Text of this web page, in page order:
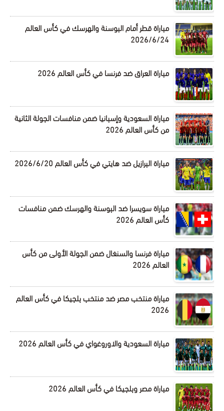
مباراة قطر أمام البوسنة والهرسك في كأس العالم
2026/6/24
مباراة العراق ضد فرنسا في كأس العالم 2026
مباراة السعودية وإسبانيا ضمن منافسات الجولة الثانية
من كأس العالم 2026
مباراة البرازيل ضد هايتي في كأس العالم 2026/6/20
مباراة سويسرا ضد البوسنة والهرسك ضمن منافسات
كأس العالم 2026
مباراة فرنسا والسنغال ضمن الجولة الأولى من كأس
العالم 2026
مباراة منتخب مصر ضد منتخب بلجيكا في كأس العالم
2026
مباراة السعودية والاوروغواي في كأس العالم 2026
مباراة مصر وبلجيكا في كأس العالم 2026